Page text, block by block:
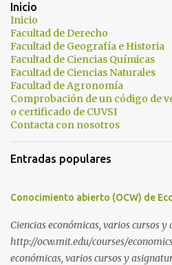
a
r
i
o
s
Inicio
Inicio
Facultad de Derecho
Facultad de Geografía e Historia
Facultad de Ciencias Químicas
Facultad de Ciencias Naturales
Facultad de Agronomía
Comprobación de un código de
o certificado de CUVSI
Contacta con nosotros
Entradas populares
Conocimiento abierto (OCW) de
Ciencias económicas, varios cursos
http://ocw.mit.edu/courses/
económicas, varios cursos y